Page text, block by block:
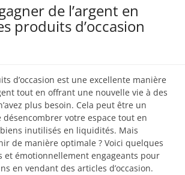
de l’argent en
produits d’occasion
d’occasion est une excellente manière
tout en offrant une nouvelle vie à des
plus besoin. Cela peut être un
désencombrer votre espace tout en
inutilisés en liquidités. Mais
de manière optimale ? Voici quelques
et émotionnellement engageants pour
en vendant des articles d’occasion.